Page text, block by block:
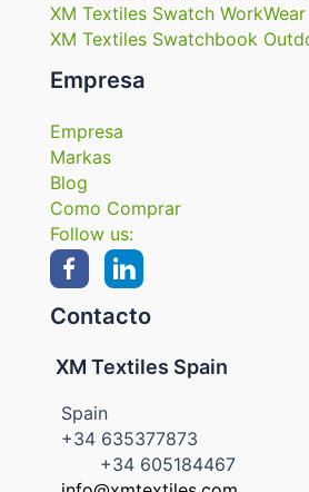
XM Textiles Swatch WorkWear
XM Textiles Swatchbook
Empresa
Empresa
Markas
Blog
Como Comprar
Follow us:
Contacto
XM Textiles Spain
Spain
+34 635377873
+34 605184467